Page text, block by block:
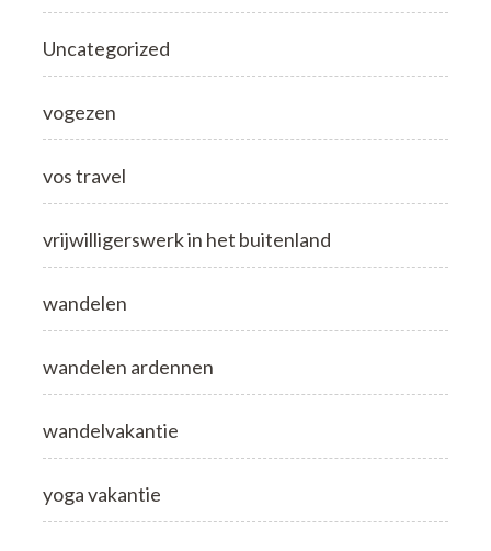
Uncategorized
vogezen
vos travel
vrijwilligerswerk in het buitenland
wandelen
wandelen ardennen
wandelvakantie
yoga vakantie